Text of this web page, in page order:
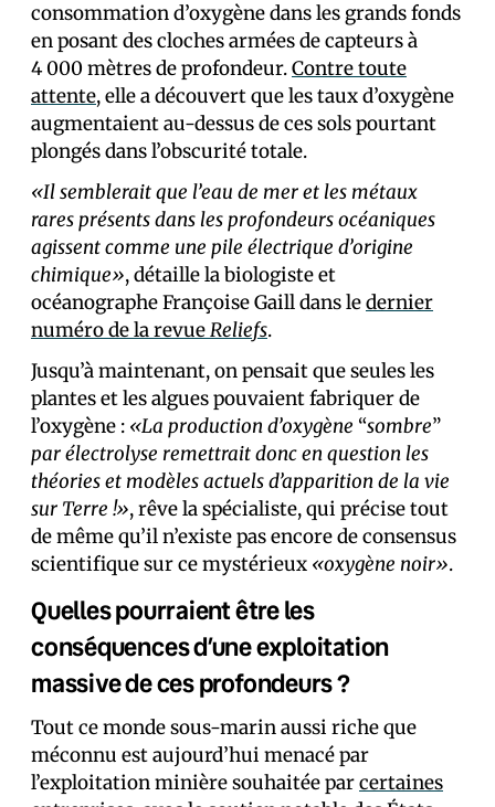
consommation d’oxygène dans les grands fonds
en posant des cloches armées de capteurs à
4 000 mètres de profondeur.Contre toute
attente, elle a découvert que les taux d’oxygène
augmentaient au-dessus de ces sols pourtant
plongés dans l’obscurité totale.
«Il semblerait que l’eau de mer et les métaux
rares présents dans les profondeurs océaniques
agissent comme une pile électrique d’origine
chimique», détaille la biologiste et
océanographe Françoise Gaill dans ledernier
numéro de la revueReliefs.
Jusqu’à maintenant, on pensait que seules les
plantes et les algues pouvaient fabriquer de
l’oxygène : «La production d’oxygène “sombre”
par électrolyse remettrait donc en question les
théories et modèles actuels d’apparition de la vie
sur Terre !», rêve la spécialiste, qui précise tout
de même qu’il n’existe pas encore de consensus
scientifique sur ce mystérieux «oxygène noir».
Quelles pourraient être les
conséquences d’une exploitation
massive de ces profondeurs ?
Tout ce monde sous-marin aussi riche que
méconnu est aujourd’hui menacé par
l’exploitation minière souhaitée parcertaines